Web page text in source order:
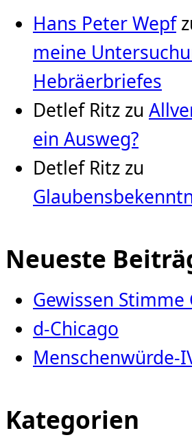
Hans Peter Wepf
meine
Hebräerbriefes
Detlef Ritz zu
ein Ausweg?
Detlef Ritz zu
Neueste
Gewissen Stimme
d-Chicago
Menschenwürde-
Kategorien